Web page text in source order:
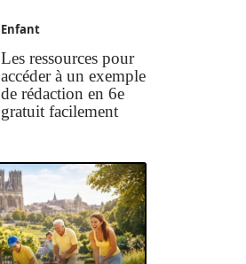
Enfant
Les ressources pour
accéder à un exemple
de rédaction en 6e
gratuit facilement